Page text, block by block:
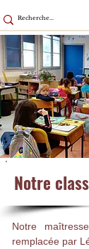
Notre
Notre
remplacée par